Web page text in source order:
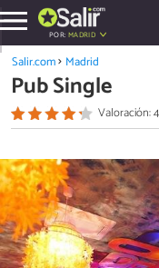
POR: MADRID
Salir.com Madrid
Pub Single
Valoración: